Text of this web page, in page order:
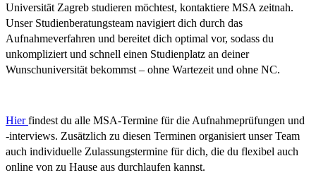
Universität Zagreb studieren möchtest, kontaktiere MSA zeitnah.
Unser Studienberatungsteam navigiert dich durch das
Aufnahmeverfahren und bereitet dich optimal vor, sodass du
unkompliziert und schnell einen Studienplatz an deiner
Wunschuniversität bekommst – ohne Wartezeit und ohne NC.
Hierfindest du alle MSA-Termine für die Aufnahmeprüfungen und
-interviews. Zusätzlich zu diesen Terminen organisiert unser Team
auch individuelle Zulassungstermine für dich, die du flexibel auch
online von zu Hause aus durchlaufen kannst.